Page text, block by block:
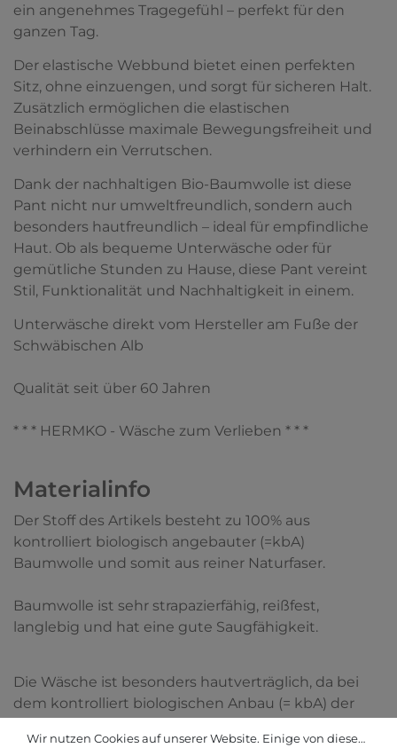
ein angenehmes Tragegefühl – perfekt für den
ganzen Tag.
Der elastische Webbund bietet einen perfekten
Sitz, ohne einzuengen, und sorgt für sicheren Halt.
Zusätzlich ermöglichen die elastischen
Beinabschlüsse maximale Bewegungsfreiheit und
verhindern ein Verrutschen.
Dank der nachhaltigen Bio-Baumwolle ist diese
Pant nicht nur umweltfreundlich, sondern auch
besonders hautfreundlich – ideal für empfindliche
Haut. Ob als bequeme Unterwäsche oder für
gemütliche Stunden zu Hause, diese Pant vereint
Stil, Funktionalität und Nachhaltigkeit in einem.
Unterwäsche direkt vom Hersteller am Fuße der
Schwäbischen Alb
Qualität seit über 60 Jahren
* * * HERMKO - Wäsche zum Verlieben * * *
Materialinfo
Der Stoff des Artikels besteht zu 100% aus
kontrolliert biologisch angebauter (=kbA)
Baumwolle und somit aus reiner Naturfaser.
Baumwolle ist sehr strapazierfähig, reißfest,
langlebig und hat eine gute Saugfähigkeit.
Die Wäsche ist besonders hautverträglich, da bei
dem kontrolliert biologischen Anbau (= kbA) der
Wir nutzen Cookies auf unserer Website. Einige von diesen